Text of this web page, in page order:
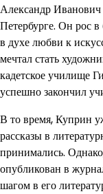
Александр
Петербурге. Он рос
в духе любви к
мечтал стать
кадетское училище
успешно закончил
В то время, Куприн
рассказы в
принимались.
опубликован в
шагом в его